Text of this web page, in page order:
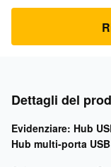
Dettagli del
Evidenziare: Hub
Hub multi-porta